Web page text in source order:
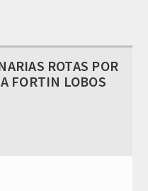
ROTAS POR
FORTIN LOBOS